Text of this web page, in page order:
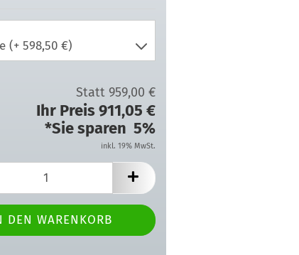
Statt 959,00 €
Ihr Preis 911,05 €
*Sie sparen 5%
inkl. 19% MwSt.